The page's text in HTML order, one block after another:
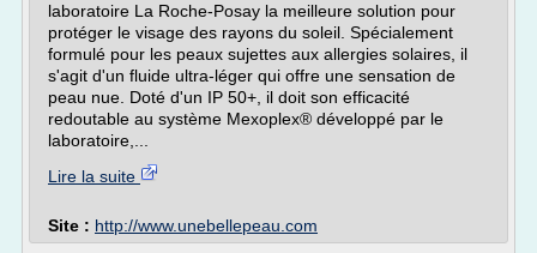
laboratoire La Roche-Posay la meilleure solution pour
protéger le visage des rayons du soleil. Spécialement
formulé pour les peaux sujettes aux allergies solaires, il
s'agit d'un fluide ultra-léger qui offre une sensation de
peau nue. Doté d'un IP 50+, il doit son efficacité
redoutable au système Mexoplex® développé par le
laboratoire,...
Lire la suite
Site : http://www.unebellepeau.com